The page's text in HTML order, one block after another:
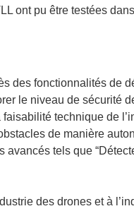
ont pu être testées
des fonctionnalités de
le niveau de sécurité
technique de
de manière
tels que
des drones et à